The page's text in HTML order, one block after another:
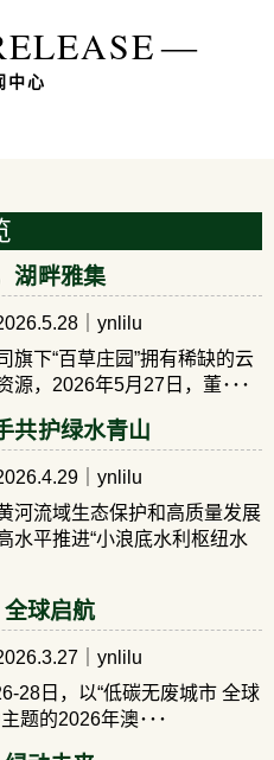
―
中心
湖畔雅集
｜ynlilu
旗下“百草庄园”拥有稀缺的云
源，2026年5月27日，董･･･
共护绿水青山
｜ynlilu
河流域生态保护和高质量发展
水平推进“小浪底水利枢纽水
球启航
｜ynlilu
28日，以“低碳无废城市 全球
题的2026年澳･･･